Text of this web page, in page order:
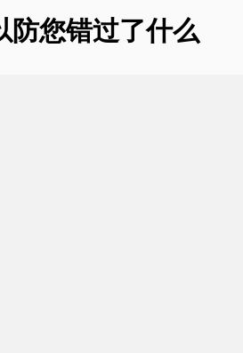
防您错过了什么